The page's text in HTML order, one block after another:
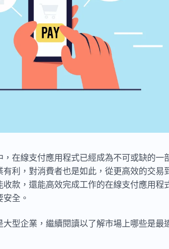
在線支付應用程式已經成為不可或缺的一
有利，對消費者也是如此，從更高效的交易
款，還能高效完成工作的在線支付應用程
全。
型企業，繼續閱讀以了解市場上哪些是最